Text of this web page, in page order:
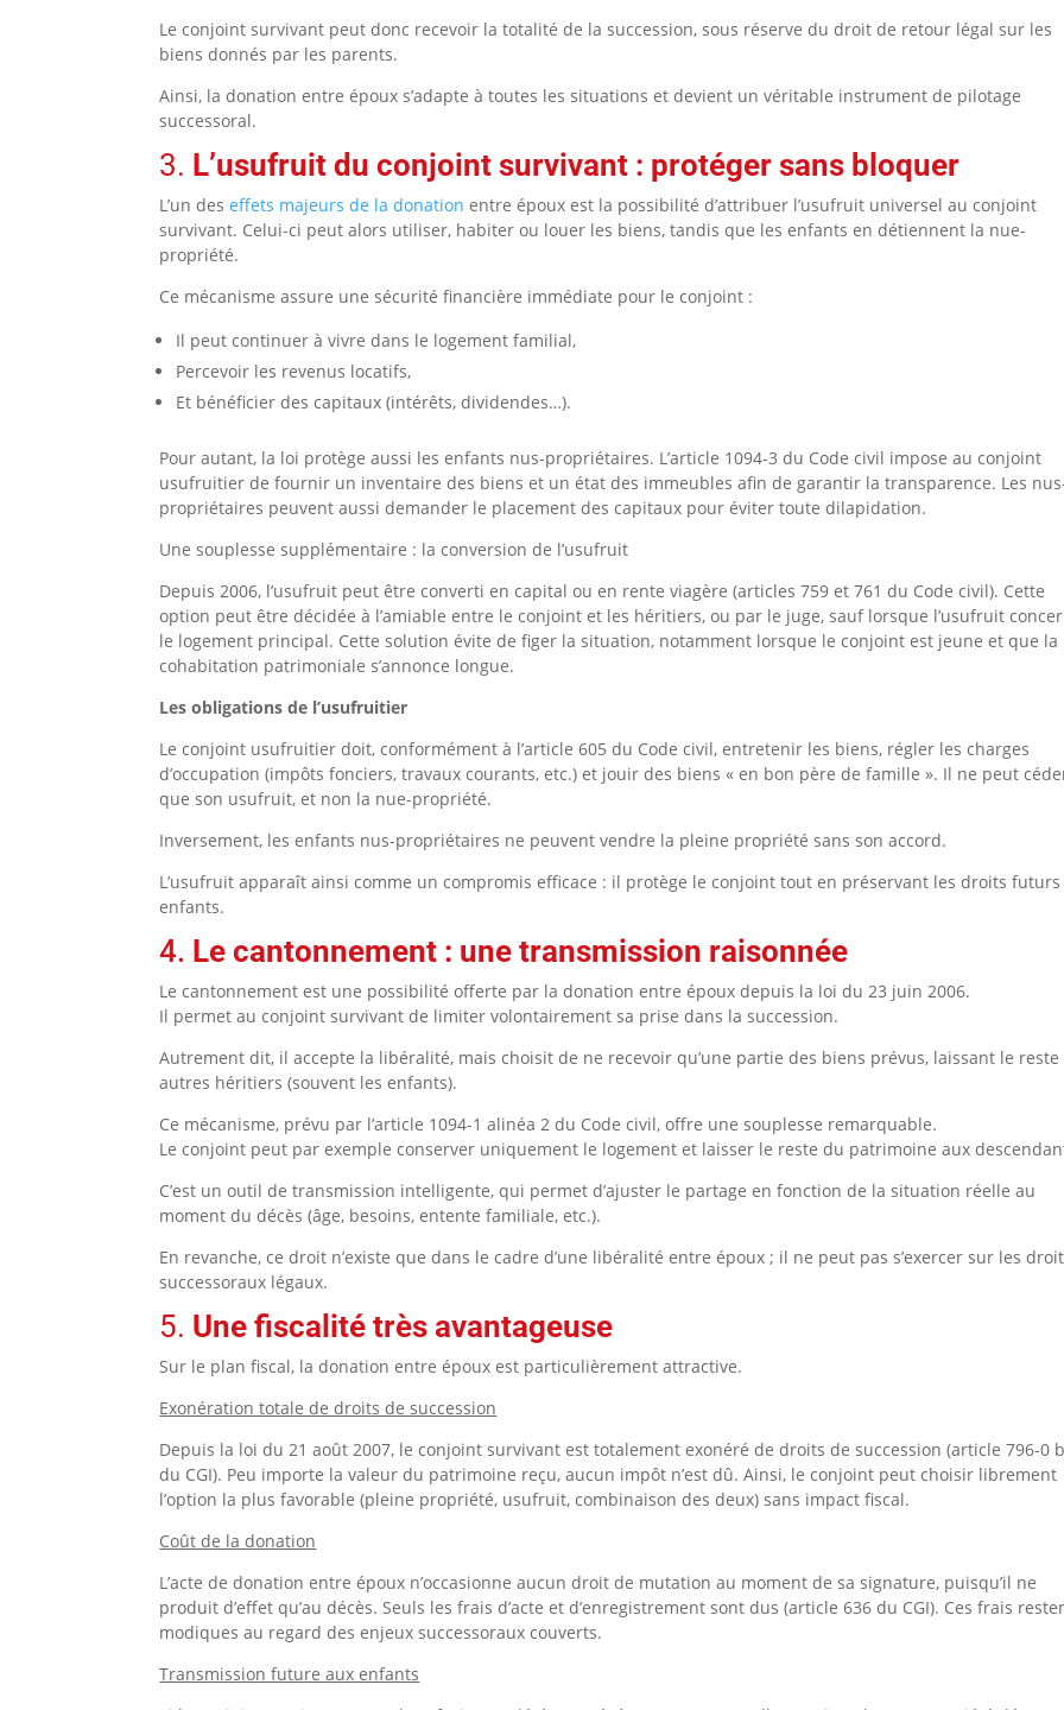
Le conjoint survivant peut donc recevoir la totalité de la succession, sous réserve du droit de retour légal sur les
biens donnés par les parents.
Ainsi, la donation entre époux s’adapte à toutes les situations et devient un véritable instrument de pilotage
successoral.
3. L’usufruit du conjoint survivant : protéger sans bloquer
L’un deseffets majeurs de la donation entre époux est la possibilité d’attribuer l’usufruit universel au conjoint
survivant. Celui-ci peut alors utiliser, habiter ou louer les biens, tandis que les enfants en détiennent la nue-
propriété.
Ce mécanisme assure une sécurité financière immédiate pour le conjoint :
Il peut continuer à vivre dans le logement familial,
Percevoir les revenus locatifs,
Et bénéficier des capitaux (intérêts, dividendes…).
Pour autant, la loi protège aussi les enfants nus-propriétaires. L’article 1094-3 du Code civil impose au conjoint
usufruitier de fournir un inventaire des biens et un état des immeubles afin de garantir la transparence. Les
propriétaires peuvent aussi demander le placement des capitaux pour éviter toute dilapidation.
Une souplesse supplémentaire : la conversion de l’usufruit
Depuis 2006, l’usufruit peut être converti en capital ou en rente viagère (articles 759 et 761 du Code civil). Cette
option peut être décidée à l’amiable entre le conjoint et les héritiers, ou par le juge, sauf lorsque l’usufruit
le logement principal. Cette solution évite de figer la situation, notamment lorsque le conjoint est jeune et que la
cohabitation patrimoniale s’annonce longue.
Les obligations de l’usufruitier
Le conjoint usufruitier doit, conformément à l’article 605 du Code civil, entretenir les biens, régler les charges
d’occupation (impôts fonciers, travaux courants, etc.) et jouir des biens « en bon père de famille ». Il ne peut
que son usufruit, et non la nue-propriété.
Inversement, les enfants nus-propriétaires ne peuvent vendre la pleine propriété sans son accord.
L’usufruit apparaît ainsi comme un compromis efficace : il protège le conjoint tout en préservant les droits
enfants.
4. Le cantonnement : une transmission raisonnée
Le cantonnement est une possibilité offerte par la donation entre époux depuis la loi du 23 juin 2006.
Il permet au conjoint survivant de limiter volontairement sa prise dans la succession.
Autrement dit, il accepte la libéralité, mais choisit de ne recevoir qu’une partie des biens prévus, laissant le reste
autres héritiers (souvent les enfants).
Ce mécanisme, prévu par l’article 1094-1 alinéa 2 du Code civil, offre une souplesse remarquable.
Le conjoint peut par exemple conserver uniquement le logement et laisser le reste du patrimoine aux
C’est un outil de transmission intelligente, qui permet d’ajuster le partage en fonction de la situation réelle au
moment du décès (âge, besoins, entente familiale, etc.).
En revanche, ce droit n’existe que dans le cadre d’une libéralité entre époux ; il ne peut pas s’exercer sur les
successoraux légaux.
5. Une fiscalité très avantageuse
Sur le plan fiscal, la donation entre époux est particulièrement attractive.
Exonération totale de droits de succession
Depuis la loi du 21 août 2007, le conjoint survivant est totalement exonéré de droits de succession (article 796-0
du CGI). Peu importe la valeur du patrimoine reçu, aucun impôt n’est dû.Ainsi, le conjoint peut choisir librement
l’option la plus favorable (pleine propriété, usufruit, combinaison des deux) sans impact fiscal.
Coût de la donation
L’acte de donation entre époux n’occasionne aucun droit de mutation au moment de sa signature, puisqu’il ne
produit d’effet qu’au décès. Seuls les frais d’acte et d’enregistrement sont dus (article 636 du CGI). Ces frais
modiques au regard des enjeux successoraux couverts.
Transmission future aux enfants